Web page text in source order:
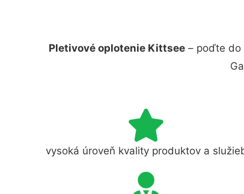
Pletivové oplotenie Kittsee – poďte do
vysoká úroveň kvality produktov a